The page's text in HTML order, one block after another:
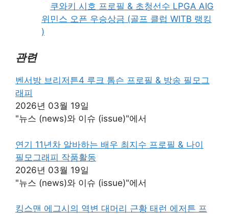
쿠와키 시호 프로필 & 초청선수 LPGA AIG
위민스 오픈 우승상금 (골프 클럽 WITB 랭킹
)
관련
벤서방 브리저튼4 루크 톰슨 프로필 & 방송 필모그
래피
2026년 03월 19일
"뉴스 (news)와 이슈 (issue)"에서
연기 11년차 알바하는 배우 최지수 프로필 & 나이
필모그래피 작품활동
2026년 03월 19일
"뉴스 (news)와 이슈 (issue)"에서
킹스맨 에그시의 역변 대머리 근황 태런 에저튼 프